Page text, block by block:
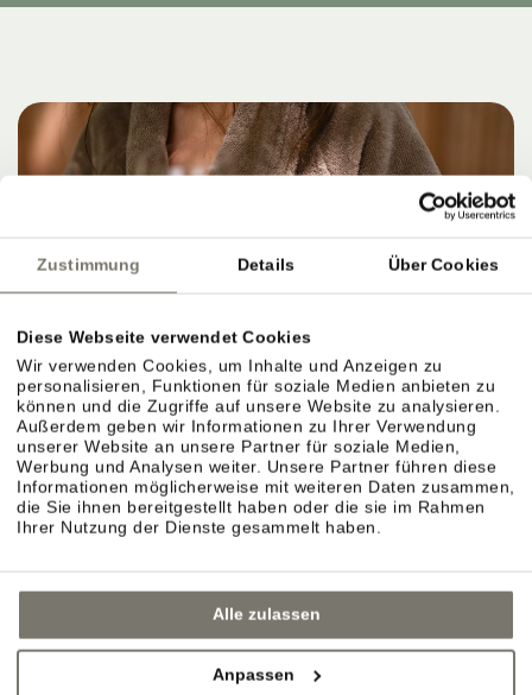
Zustimmung Details Über Cookies
Diese Webseite verwendet Cookies
Wir verwenden Cookies, um Inhalte und Anzeigen zu
personalisieren, Funktionen für soziale Medien anbieten zu
können und die Zugriffe auf unsere Website zu analysieren.
Außerdem geben wir Informationen zu Ihrer Verwendung
unserer Website an unsere Partner für soziale Medien,
Werbung und Analysen weiter. Unsere Partner führen diese
Informationen möglicherweise mit weiteren Daten zusammen,
die Sie ihnen bereitgestellt haben oder die sie im Rahmen
Ihrer Nutzung der Dienste gesammelt haben.
Alle zulassen
Anpassen